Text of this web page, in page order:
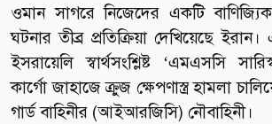
ওমান সাগরে নিজেদের একটি
ঘটনার তীব্র প্রতিক্রিয়া দেখিয়েছে
ইসরায়েলি স্বার্থসংশ্লিষ্ট ‘এমএসসি
কার্গো জাহাজে ক্রুজ ক্ষেপণাস্ত্র হামলা
গার্ড বাহিনীর (আইআরজিসি) নৌবাহিনী।